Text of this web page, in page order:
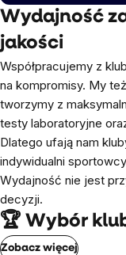
Wydajność
jakości
Współpracujemy z
na kompromisy. My
tworzymy z
testy laboratoryjne
Dlatego ufają nam
indywidualni
Wydajność nie jest
decyzji.
🏆 Wybór
Zobacz więcej